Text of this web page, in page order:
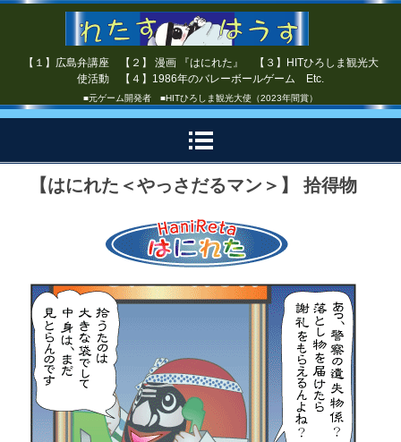
【１】広島弁講座 【２】 漫画 『はにれた』 【３】HITひろしま観光大
使活動 【４】1986年のバレーボールゲーム Etc.
■元ゲーム開発者 ■HITひろしま観光大使（2023年間賞）
【はにれた＜やっさだるマン＞】 拾得物